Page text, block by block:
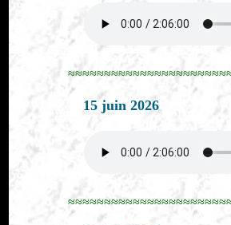
15 juin 2026